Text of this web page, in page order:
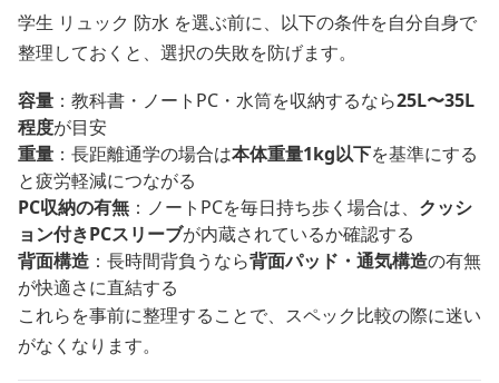
学生 リュック 防水 を選ぶ前に、以下の条件を自分自身で
整理しておくと、選択の失敗を防げます。
容量 ：教科書・ノートPC・水筒を収納するなら25L〜35L
程度が目安
重量 ：長距離通学の場合は本体重量1kg以下を基準にする
と疲労軽減につながる
PC収納の有無 ：ノートPCを毎日持ち歩く場合は、 クッシ
ョン付きPCスリーブが内蔵されているか確認する
背面構造 ：長時間背負うなら背面パッド・通気構造の有無
が快適さに直結する
これらを事前に整理することで、スペック比較の際に迷い
がなくなります。